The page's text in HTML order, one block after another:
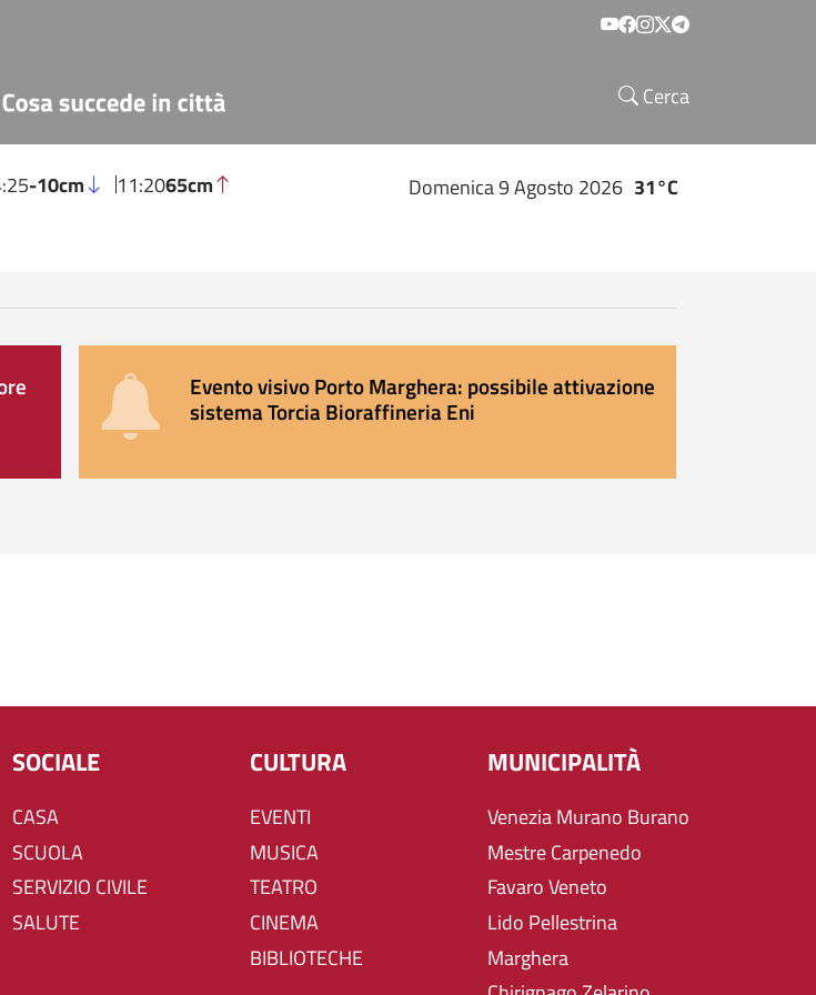
Social menu
Cerca
-10cm 11:2065cm Domenica 9 Agosto 2026 31°C
Evento visivo Porto Marghera: possibile attivazione
sistema Torcia Bioraffineria Eni
SOCIALE
CASA
SCUOLA
SERVIZIO CIVILE
SALUTE
CULTURA
EVENTI
MUSICA
TEATRO
CINEMA
BIBLIOTECHE
MUNICIPALITÀ
Venezia Murano Burano
Mestre Carpenedo
Favaro Veneto
Lido Pellestrina
Marghera